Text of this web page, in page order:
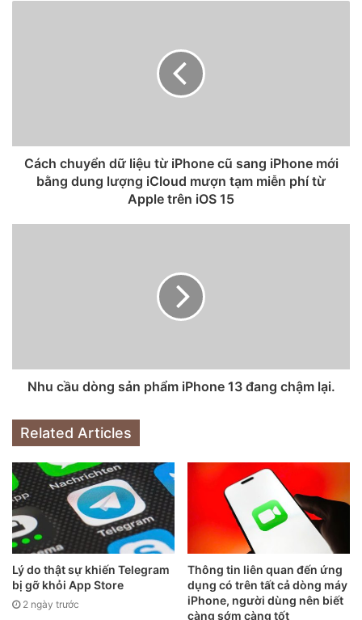
nặng tới 204g, nặng hơn đáng kể nếu so với các mẫu điện
thoại có cùng kích thước khác. Ví dụ, Galaxy S21 màn hình
6.2 inch nặng chỉ 169g. Nếu bạn thường xuyên nằm và cầm
Tất nhiên, đổi lại bạn nhận được một chiếc điện thoại siêu
thử nghiệm độ bền của iPhone 13 Pro Max trong bài
viết: Tra tấn iPhone 13 Pro Max: Mặt kính Ceramic Shield,
khung thép có giúp thiết bị sống sót?. Trên thực tế, vì có
kích thước nhỏ gọn, iPhone 13 Pro có thể còn cứng cáp
hơn cả iPhone 13 Pro Max.
Đánh giá iPhone 13 Pro: Màn
hình
Cách chuyển dữ liệu từ iPhone cũ sang iPhone mới
bằng dung lượng iCloud mượn tạm miễn phí từ
Apple trên iOS 15
Nhu cầu dòng sản phẩm iPhone 13 đang chậm lại.
Related Articles
Lý do thật sự khiến Telegram
bị gỡ khỏi App Store
2 ngày trước
Thông tin liên quan đến ứng
dụng có trên tất cả dòng máy
iPhone, người dùng nên biết
càng sớm càng tốt